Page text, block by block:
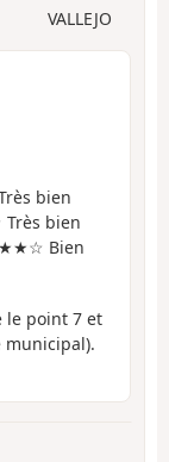
VALLEJO
bien
bien
Bien
le point 7 et
municipal).